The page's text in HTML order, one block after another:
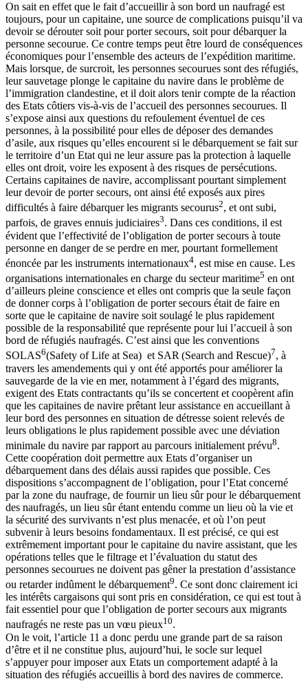
On sait en effet que le fait d’accueillir à son bord un naufragé est
toujours, pour un capitaine, une source de complications puisqu’il va
devoir se dérouter soit pour porter secours, soit pour débarquer la
personne secourue. Ce contre temps peut être lourd de conséquences
économiques pour l’ensemble des acteurs de l’expédition maritime.
Mais lorsque, de surcroit, les personnes secourues sont des réfugiés,
leur sauvetage plonge le capitaine du navire dans le problème de
l’immigration clandestine, et il doit alors tenir compte de la réaction
des Etats côtiers vis-à-vis de l’accueil des personnes secourues. Il
s’expose ainsi aux questions du refoulement éventuel de ces
personnes, à la possibilité pour elles de déposer des demandes
d’asile, aux risques qu’elles encourent si le débarquement se fait sur
le territoire d’un Etat qui ne leur assure pas la protection à laquelle
elles ont droit, voire les exposent à des risques de persécutions.
Certains capitaines de navire, accomplissant pourtant simplement
leur devoir de porter secours, ont ainsi été exposés aux pires
difficultés à faire débarquer les migrants secourus2, et ont subi,
parfois, de graves ennuis judiciaires3. Dans ces conditions, il est
évident que l’effectivité de l’obligation de porter secours à toute
personne en danger de se perdre en mer, pourtant formellement
énoncée par les instruments internationaux4, est mise en cause. Les
organisations internationales en charge du secteur maritime5 en ont
d’ailleurs pleine conscience et elles ont compris que la seule façon
de donner corps à l’obligation de porter secours était de faire en
sorte que le capitaine de navire soit soulagé le plus rapidement
possible de la responsabilité que représente pour lui l’accueil à son
bord de réfugiés naufragés. C’est ainsi que les conventions
SOLAS6(Safety of Life at Sea) et SAR(Search and Rescue)7, à
travers les amendements qui y ont été apportés pour améliorer la
sauvegarde de la vie en mer, notamment à l’égard des migrants,
exigent des Etats contractants qu’ils se concertent et coopèrent afin
que les capitaines de navire prêtant leur assistance en accueillant à
leur bord des personnes en situation de détresse soient relevés de
leurs obligations le plus rapidement possible avec une déviation
minimale du navire par rapport au parcours initialement prévu8.
Cette coopération doit permettre aux Etats d’organiser un
débarquement dans des délais aussi rapides que possible. Ces
dispositions s’accompagnent de l’obligation, pour l’Etat concerné
par la zone du naufrage, de fournir un lieu sûr pour le débarquement
des naufragés, un lieu sûr étant entendu comme un lieu où la vie et
la sécurité des survivants n’est plus menacée, et où l’on peut
subvenir à leurs besoins fondamentaux. Il est précisé, ce qui est
extrêmement important pour le capitaine du navire assistant, que les
opérations telles que le filtrage et l’évaluation du statut des
personnes secourues ne doivent pas gêner la prestation d’assistance
ou retarder indûment le débarquement9. Ce sont donc clairement ici
les intérêts cargaisons qui sont pris en considération, ce qui est tout à
fait essentiel pour que l’obligation de porter secours aux migrants
naufragés ne reste pas un vœu pieux10.
On le voit, l’article 11 a donc perdu une grande part de sa raison
d’être et il ne constitue plus, aujourd’hui, le socle sur lequel
s’appuyer pour imposer aux Etats un comportement adapté à la
situation des réfugiés accueillis à bord des navires de commerce.